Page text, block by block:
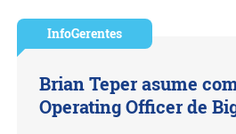
InfoGerentes
Brian Teper asume
Operating Officer de